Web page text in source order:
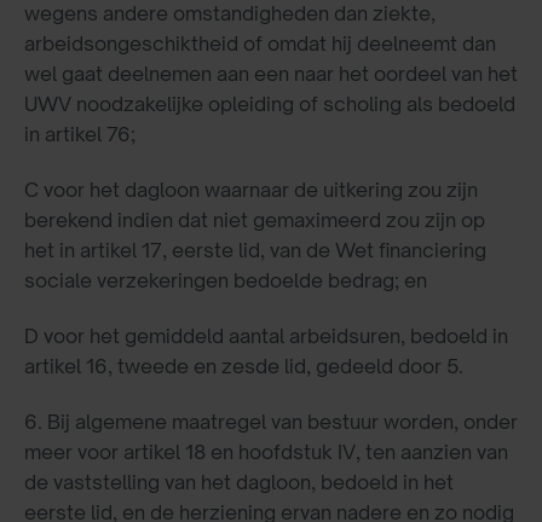
wegens andere omstandigheden dan ziekte,
arbeidsongeschiktheid of omdat hij deelneemt dan
wel gaat deelnemen aan een naar het oordeel van het
UWV noodzakelijke opleiding of scholing als bedoeld
in artikel 76;
C voor het dagloon waarnaar de uitkering zou zijn
berekend indien dat niet gemaximeerd zou zijn op
het in artikel 17, eerste lid, van de Wet financiering
sociale verzekeringen bedoelde bedrag; en
D voor het gemiddeld aantal arbeidsuren, bedoeld in
artikel 16, tweede en zesde lid, gedeeld door 5.
6. Bij algemene maatregel van bestuur worden, onder
meer voor artikel 18 en hoofdstuk IV, ten aanzien van
de vaststelling van het dagloon, bedoeld in het
eerste lid, en de herziening ervan nadere en zo nodig